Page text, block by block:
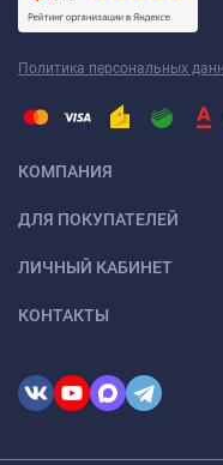
Политика персональных
КОМПАНИЯ
ДЛЯ ПОКУПАТЕЛЕЙ
ЛИЧНЫЙ КАБИНЕТ
КОНТАКТЫ